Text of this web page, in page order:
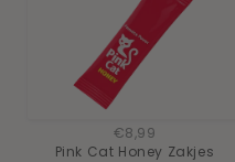
€8,99
Pink Cat Honey Zakjes